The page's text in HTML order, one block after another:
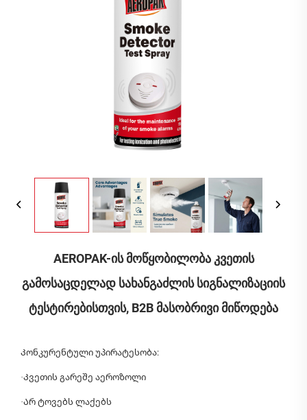
AEROPAK-Ის Მოწყობილობა Კვეთის
Გამოსაცდელად Სახანგაძლის Სიგნალიზაციის
Ტესტირებისთვის, B2B Მასობრივი Მიწოდება
Კონკურენტული უპირატესობა:
·Კვეთის გარეშე აეროზოლი
·Არ ტოვებს ლაქებს